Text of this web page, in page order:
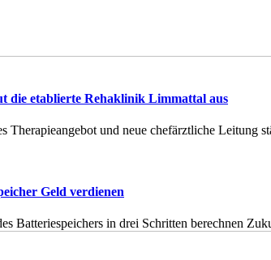
die etablierte Rehaklinik Limmattal aus
Therapieangebot und neue chefärztliche
Geld verdienen
Batteriespeichers in drei Schritten berechnen